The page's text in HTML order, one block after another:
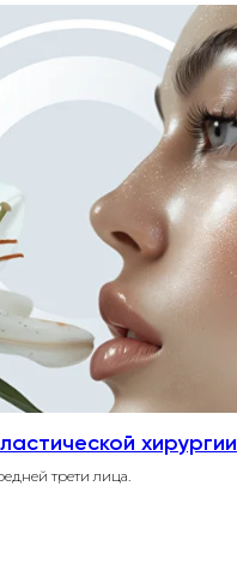
хирургии
трети лица.